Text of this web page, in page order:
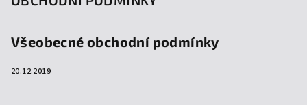
Všeobecné obchodní podmínky
20.12.2019